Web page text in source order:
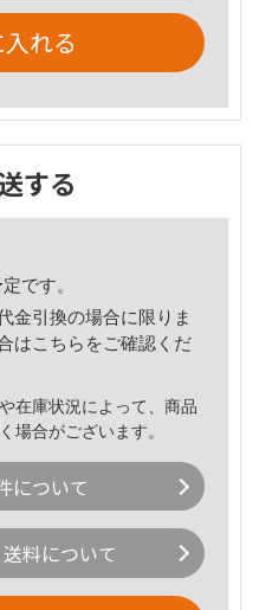
れる
する
です。
金引換の場合に限りま
はこちら をご確認くだ
在庫状況によって、商品
場合がございます。
について
料について